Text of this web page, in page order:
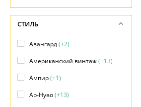
СТИЛЬ
Авангард(+2)
Американский винтаж(+13)
Ампир(+1)
Ар-Нуво(+13)